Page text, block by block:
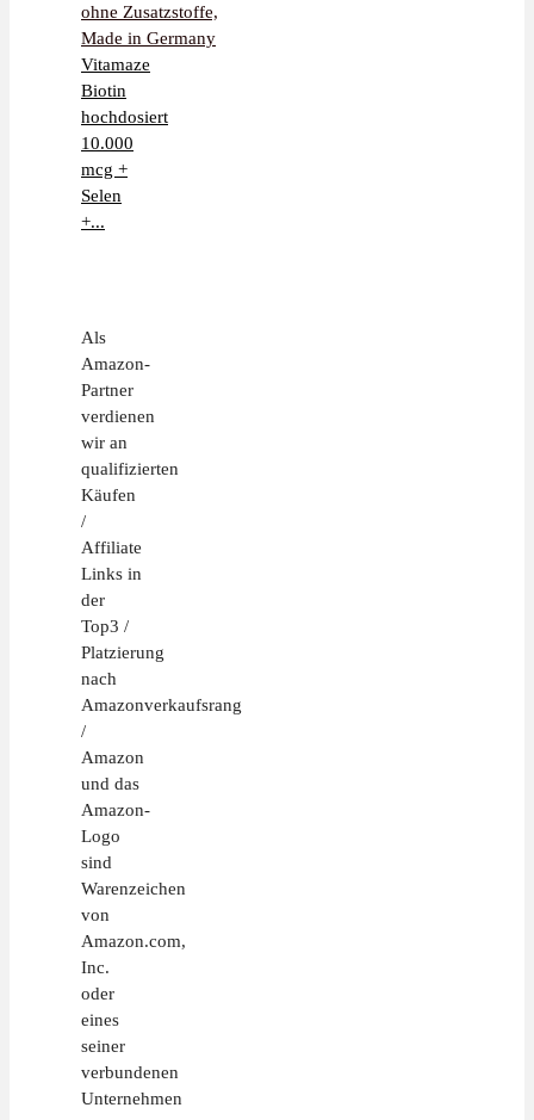
Vitamaze
Biotin
hochdosiert
10.000
mcg +
Selen
+...
Als
Amazon-
Partner
verdienen
wir an
qualifizierten
Käufen
/
Affiliate
Links in
der
Top3 /
Platzierung
nach
Amazonverkaufsrang
/
Amazon
und das
Amazon-
Logo
sind
Warenzeichen
von
Amazon.com,
Inc.
oder
eines
seiner
verbundenen
Unternehmen